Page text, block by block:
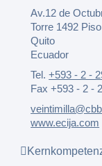
Av.12 de
Torre 1492
Quito
Ecuador
Tel.+593 - 2 -
Fax +593 - 2 -
www.ecija.com